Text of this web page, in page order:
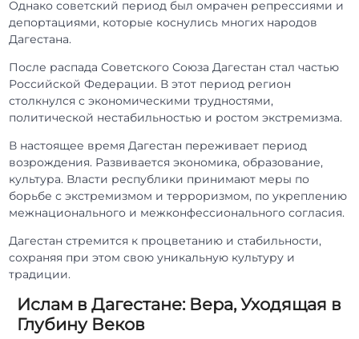
Однако советский период был омрачен репрессиями и
депортациями, которые коснулись многих народов
Дагестана.
После распада Советского Союза Дагестан стал частью
Российской Федерации. В этот период регион
столкнулся с экономическими трудностями,
политической нестабильностью и ростом экстремизма.
В настоящее время Дагестан переживает период
возрождения. Развивается экономика, образование,
культура. Власти республики принимают меры по
борьбе с экстремизмом и терроризмом, по укреплению
межнационального и межконфессионального согласия.
Дагестан стремится к процветанию и стабильности,
сохраняя при этом свою уникальную культуру и
традиции.
Ислам в Дагестане: Вера, Уходящая в
Глубину Веков